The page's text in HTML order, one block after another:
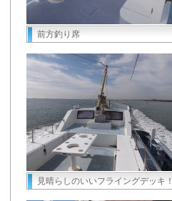
前方釣り席
見晴らしのいいフライングデッキ！